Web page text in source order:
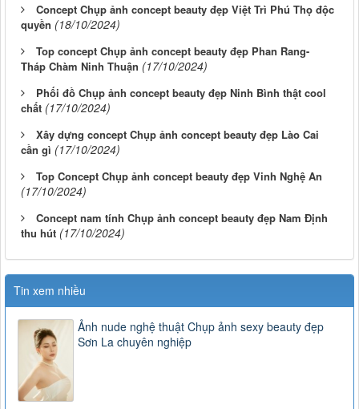
Concept Chụp ảnh concept beauty đẹp Việt Trì Phú Thọ độc
quyền (18/10/2024)
Top concept Chụp ảnh concept beauty đẹp Phan Rang-
Tháp Chàm Ninh Thuận (17/10/2024)
Phối đồ Chụp ảnh concept beauty đẹp Ninh Bình thật cool
chất (17/10/2024)
Xây dựng concept Chụp ảnh concept beauty đẹp Lào Cai
cần gì (17/10/2024)
Top Concept Chụp ảnh concept beauty đẹp Vinh Nghệ An
(17/10/2024)
Concept nam tính Chụp ảnh concept beauty đẹp Nam Định
thu hút (17/10/2024)
Tin xem nhiều
Ảnh nude nghệ thuật Chụp ảnh sexy beauty đẹp
Sơn La chuyên nghiệp